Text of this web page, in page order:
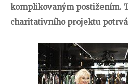
komplikovaným postižením.
charitativního projektu potrvá